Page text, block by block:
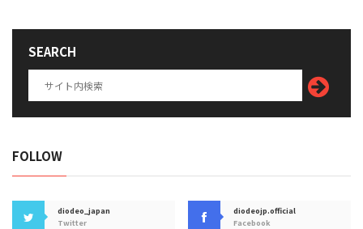
SEARCH
FOLLOW
diodeo_japan
Twitter
diodeojp.official
Facebook